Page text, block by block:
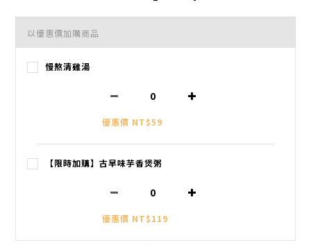
以優惠價加購商品
慢熬清雞湯
優惠價 NT$59
【限時加購】古早味芋香煲粥
優惠價 NT$119